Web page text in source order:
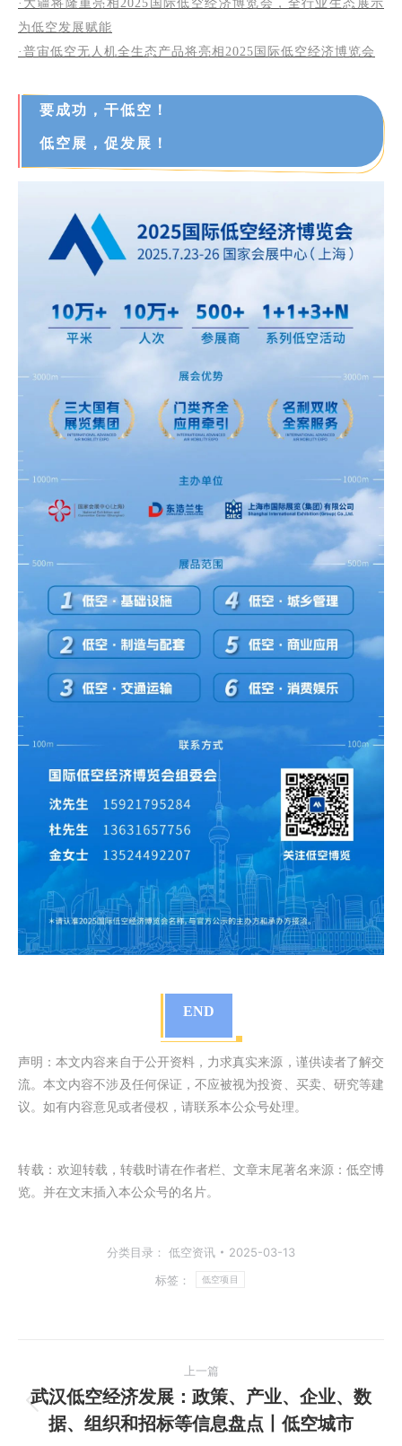
·大疆将隆重亮相2025国际低空经济博览会，全行业生态展示
为低空发展赋能
· 普宙低空无人机全生态产品将亮相2025国际低空经济博览会
要成功，干低空！
低空展，促发展！
END
声明：本文内容来自于公开资料，力求真实来源，谨供读者了解交
流。本文内容不涉及任何保证，不应被视为投资、买卖、研究等建
议。如有内容意见或者侵权，请联系本公众号处理。
转载： 欢迎转载，转载时请在作者栏、文章末尾著名来源：低空博
览。并在文末插入本公众号的名片。
分类目录： 低空资讯
2025-03-13
标签：
低空项目
章
上一篇
上
一
武汉低空经济发展：政策、产业、企业、数
据、组织和招标等信息盘点丨低空城市